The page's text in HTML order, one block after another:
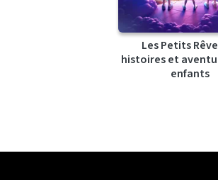
Les Petits
histoires et
enfants